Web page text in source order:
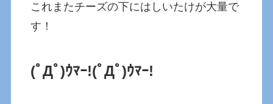
これまたチーズの下にはしいたけが大量で
す！
(ﾟДﾟ)ｳﾏｰ!(ﾟДﾟ)ｳﾏｰ!